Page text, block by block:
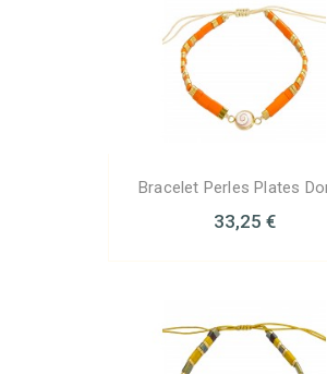
Bracelet Perles Plates
33,25 €